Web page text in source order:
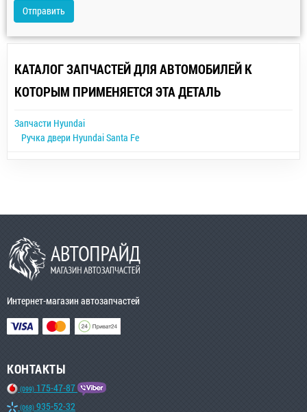
Отправить
КАТАЛОГ ЗАПЧАСТЕЙ ДЛЯ АВТОМОБИЛЕЙ К
КОТОРЫМ ПРИМЕНЯЕТСЯ ЭТА ДЕТАЛЬ
Запчасти Hyundai
Ручка двери Hyundai Santa Fe
Интернет-магазин автозапчастей
КОНТАКТЫ
(099) 175-47-87
(068) 935-52-32